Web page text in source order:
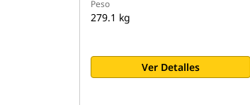
Peso
279.1 kg
Ver Detalles